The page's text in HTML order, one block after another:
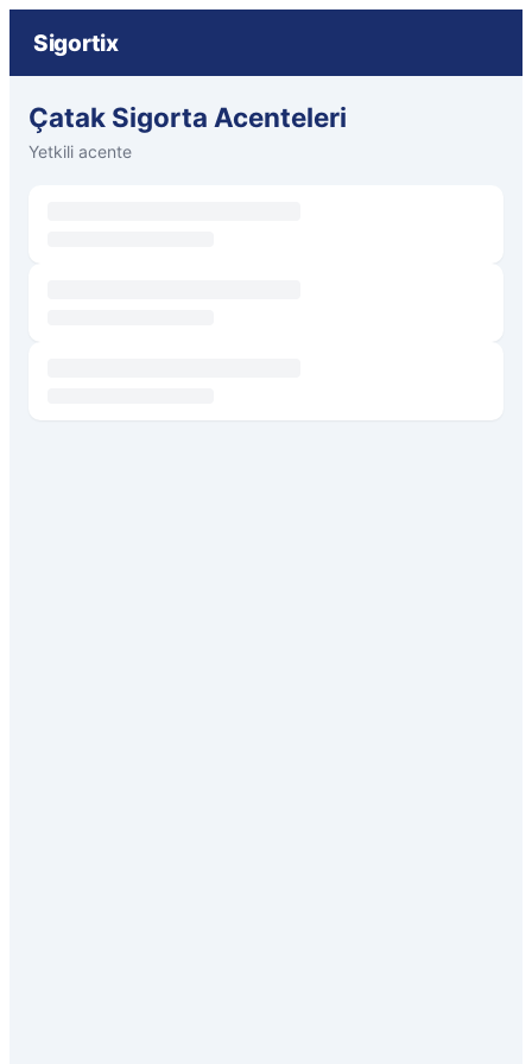
Sigortix
Çatak Sigorta Acenteleri
Yetkili acente